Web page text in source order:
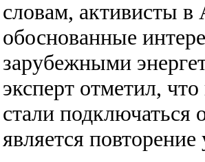
словам, активисты
обоснованные
зарубежными
эксперт отметил,
стали
является